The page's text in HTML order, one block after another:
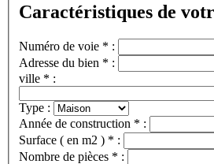
Caractéristiques de
Numéro de voie * :
Adresse du bien * :
ville * :
Type :
Année de construction * :
Surface ( en m2 ) * :
Nombre de pièces * :